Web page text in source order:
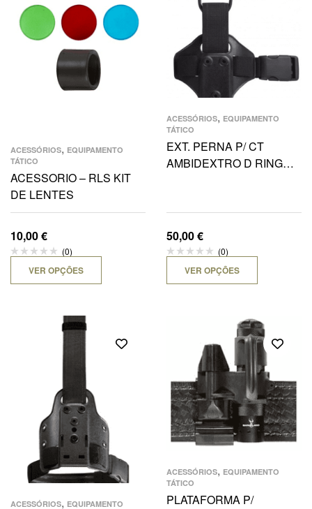
ACESSÓRIOS, EQUIPAMENTO
TÁTICO
ACESSORIO – RLS KIT
DE LENTES
10,00€
(0)
VER OPÇÕES
ACESSÓRIOS, EQUIPAMENTO
TÁTICO
EXT. PERNA P/ CT
AMBIDEXTRO D RING
50,00€
(0)
VER OPÇÕES
ACESSÓRIOS, EQUIPAMENTO
ACESSÓRIOS, EQUIPAMENTO
TÁTICO
PLATAFORMA P/